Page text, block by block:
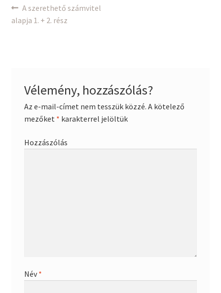
Bejegyzés
navigáció
Previous
post:
A szerethető számvitel
alapja 1. + 2. rész
Vélemény, hozzászólás?
Az e-mail-címet nem tesszük közzé. A kötelező
mezőket * karakterrel jelöltük
Hozzászólás
Név *